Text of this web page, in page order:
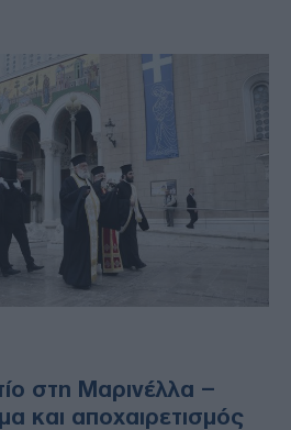
στη Μαρινέλλα –
και αποχαιρετισμός